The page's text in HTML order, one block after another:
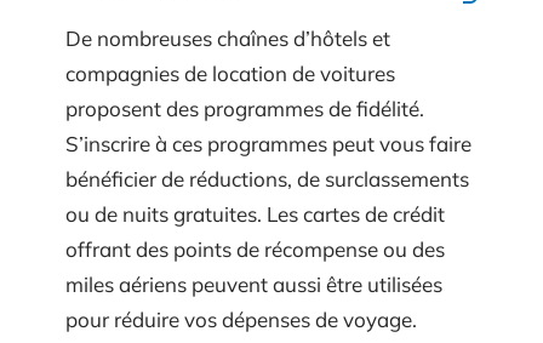
De nombreuses chaînes d’hôtels et
compagnies de location de voitures
proposent des programmes de fidélité.
S’inscrire à ces programmes peut vous faire
bénéficier de réductions, de surclassements
ou de nuits gratuites. Les cartes de crédit
offrant des points de récompense ou des
miles aériens peuvent aussi être utilisées
pour réduire vos dépenses de voyage.